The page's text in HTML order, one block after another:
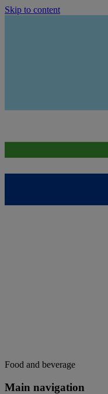
Skip to content
Food and beverage
Main navigation